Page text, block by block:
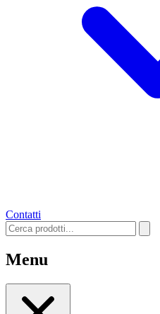
Contatti
Menu